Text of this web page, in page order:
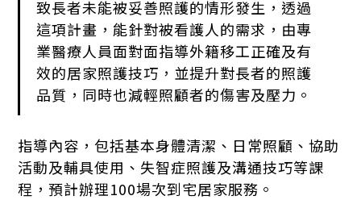
致長者未能被妥善照護的情形發生，透過
這項計畫，能針對被看護人的需求，由專
業醫療人員面對面指導外籍移工正確及有
效的居家照護技巧，並提升對長者的照護
品質，同時也減輕照顧者的傷害及壓力。
指導內容，包括基本身體清潔、日常照顧、協助
活動及輔具使用、失智症照護及溝通技巧等課
程，預計辦理100場次到宅居家服務。